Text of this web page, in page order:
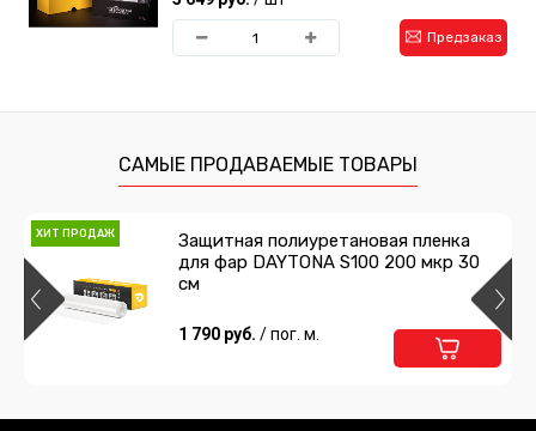
Предзаказ
САМЫЕ ПРОДАВАЕМЫЕ ТОВАРЫ
ХИТ ПРОДАЖ
Защитная полиуретановая пленка
для фар DAYTONA S100 200 мкр 30
см
1 790 руб. / пог. м.